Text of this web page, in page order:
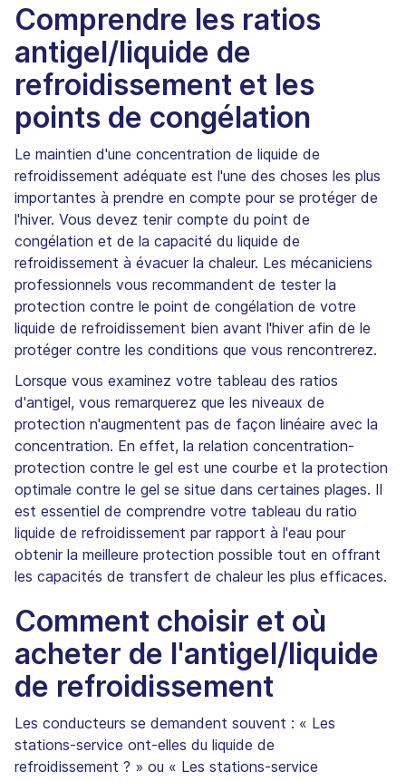
Comprendre les ratios
antigel/liquide de
refroidissement et les
points de congélation
Le maintien d'une concentration de liquide de
refroidissement adéquate est l'une des choses les plus
importantes à prendre en compte pour se protéger de
l'hiver. Vous devez tenir compte du point de
congélation et de la capacité du liquide de
refroidissement à évacuer la chaleur. Les mécaniciens
professionnels vous recommandent de tester la
protection contre le point de congélation de votre
liquide de refroidissement bien avant l'hiver afin de le
protéger contre les conditions que vous rencontrerez.
Lorsque vous examinez votre tableau des ratios
d'antigel, vous remarquerez que les niveaux de
protection n'augmentent pas de façon linéaire avec la
concentration. En effet, la relation concentration-
protection contre le gel est une courbe et la protection
optimale contre le gel se situe dans certaines plages. Il
est essentiel de comprendre votre tableau du ratio
liquide de refroidissement par rapport à l'eau pour
obtenir la meilleure protection possible tout en offrant
les capacités de transfert de chaleur les plus efficaces.
Comment choisir et où
acheter de l'antigel/liquide
de refroidissement
Les conducteurs se demandent souvent : « Les
stations-service ont-elles du liquide de
refroidissement ? » ou « Les stations-service